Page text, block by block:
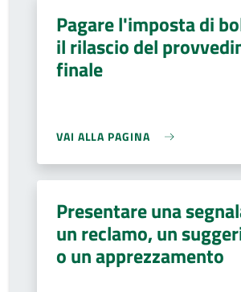
Pagare l'imposta di
il rilascio del
finale
VAI ALLA PAGINA
Presentare una
un reclamo, un
o un apprezzamento